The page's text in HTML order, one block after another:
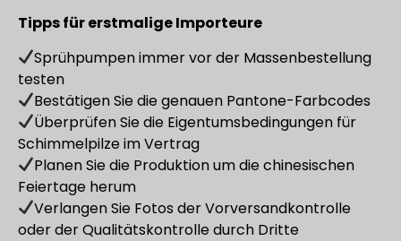
Tipps für erstmalige Importeure
Sprühpumpen immer vor der Massenbestellung
testen
Bestätigen Sie die genauen Pantone-Farbcodes
Überprüfen Sie die Eigentumsbedingungen für
Schimmelpilze im Vertrag
Planen Sie die Produktion um die chinesischen
Feiertage herum
Verlangen Sie Fotos der Vorversandkontrolle
oder der Qualitätskontrolle durch Dritte